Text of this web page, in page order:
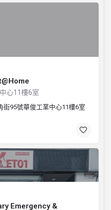
心11樓6室
街95號華俊工業中心11樓6室
Emergency &